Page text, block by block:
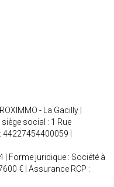
- La Gacilly |
social : 1 Rue
44227454400059 |
| Forme juridique : Société à
€ | Assurance RCP :